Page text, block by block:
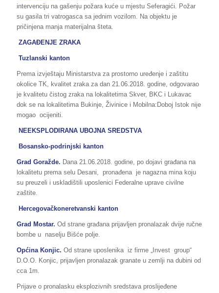
intervenciju na gašenju požara kuće u mjestu Seferagići. Požar
su gasila tri vatrogasca sa jednim vozilom. Na objektu je
pričinjena manja materijalna šteta.
ZAGAĐENJE ZRAKA
Tuzlanski kanton
Prema izvještaju Ministarstva za prostorno uređenje i zaštitu
okolice TK, kvalitet zraka za dan 21.06.2018. godine, odgovarao
je kvalitetu čistog zraka na lokalitetima Skver, BKC i Lukavac
dok se na lokalitetima Bukinje, Živinice i Mobilna:Doboj Istok nije
mogao ocijeniti.
NEEKSPLODIRANA UBOJNA SREDSTVA
Bosansko-podrinjski kanton
Grad Goražde. Dana 21.06.2018. godine, po dojavi građana na
lokalitetu prema selu Desani, pronađena je nagazna mina koju
su preuzeli i uskladištili uposlenici Federalne uprave civilne
zaštite.
Hercegovačkoneretvanski kanton
Grad Mostar. Od strane građana prijavljen pronalazak dvije ručne
bombe u naselju Bišće polje.
Općina Konjic. Od strane uposlenika iz firme „Invest group“
D.O.O. Konjic, prijavljen pronalazak granate u zemlji na dubini od
cca 1m.
Prijave o pronalasku eksplozivnih sredstava proslijeđene